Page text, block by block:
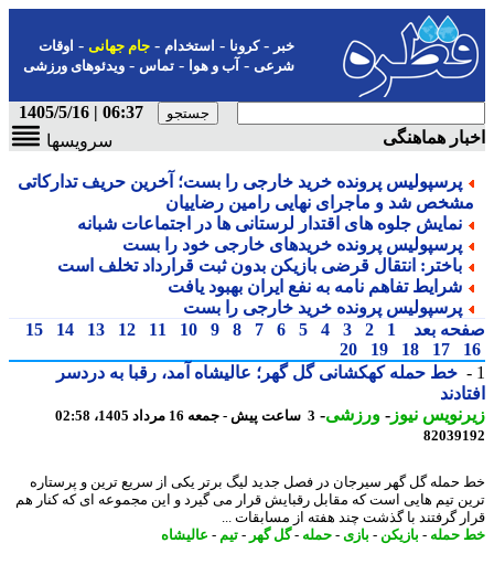
-کرونا-استخدام- جام جهانی-اوقات
شرعی-آب و هوا-تماس-ویدئوهای ورزشی
06:37 | 1405/5/16
هماهنگی
سرویسها
پرسپولیس پرونده خرید خارجی را بست؛ آخرین حریف تدارکاتی
شد و ماجرای نهایی رامین رضاییان
نمایش جلوه های اقتدار لرستانی ها در اجتماعات شبانه
پرسپولیس پرونده خریدهای خارجی خود را بست
باختر: انتقال قرضی بازیکن بدون ثبت قرارداد تخلف است
شرایط تفاهم نامه به نفع ایران بهبود یافت
پرسپولیس پرونده خرید خارجی را بست
بعد
1
2
3
4
5
6
7
8
9
10
11
12
13
14
15
17
18
19
20
خط حمله کهکشانی گل گهر؛ عالیشاه آمد، رقبا به دردسر
نیوز-ورزشی-3 ساعت پیش - جمعه 16 مرداد 1405، 02:58
گل گهر سیرجان در فصل جدید لیگ برتر یکی از سریع ترین و پرستاره
تیم هایی است که مقابل رقبایش قرار می گیرد و این مجموعه ای که کنار هم
گرفتند با گذشت چند هفته از مسابقات ...
حمله-بازیکن -بازی - حمله-گل گهر-تیم -عالیشاه